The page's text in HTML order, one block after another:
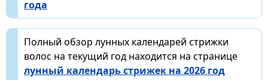
года
Полный обзор лунных календарей стрижки
волос на текущий год находится на странице
лунный календарь стрижек на 2026 год